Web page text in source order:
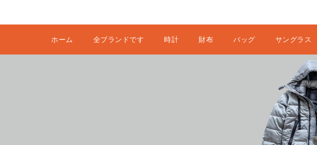
ホーム 全ブランドです 時計 財布 バッグ サングラス